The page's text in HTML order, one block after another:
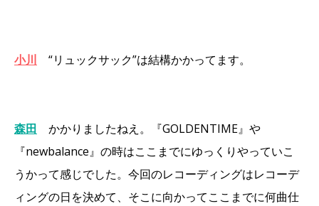
小川 “リュックサック”は結構かかってます。
森田
かかりましたねえ。『GOLDENTIME』や
『newbalance』の時はここまでにゆっくりやっていこ
うかって感じでした。今回のレコーディングはレコーデ
ィングの日を決めて、そこに向かってここまでに何曲仕